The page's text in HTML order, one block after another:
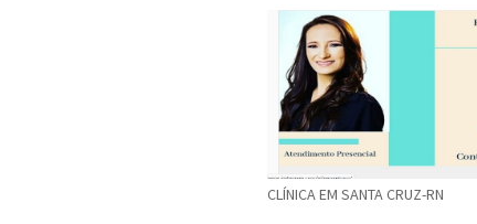
CLÍNICA EM SANTA CRUZ-RN